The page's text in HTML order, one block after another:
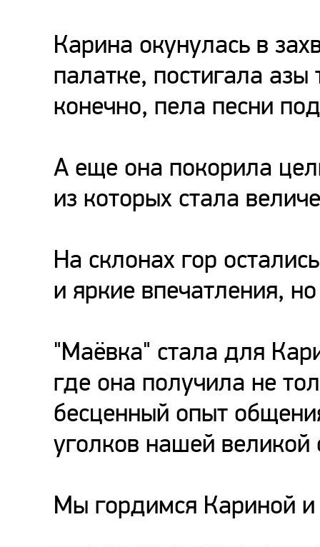
Карина окунулась в
палатке, постигала азы
конечно, пела песни
А еще она покорила
из которых стала
На склонах гор
и яркие впечатления,
"Маёвка" стала для
где она получила не
бесценный опыт
уголков нашей великой
Мы гордимся Кариной